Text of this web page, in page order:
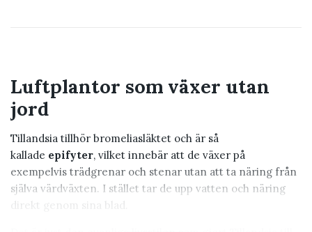
Luftplantor som växer utan
jord
Tillandsia tillhör bromeliasläktet och är så
kallade epifyter, vilket innebär att de växer på
exempelvis trädgrenar och stenar utan att ta näring från
själva värdväxten. I stället tar de upp vatten och näring
direkt genom sina blad.